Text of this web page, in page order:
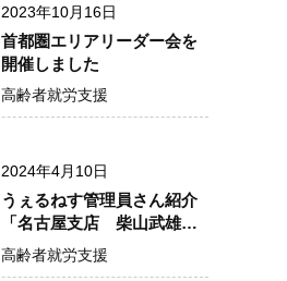
2023年10月16日
首都圏エリアリーダー会を
開催しました
高齢者就労支援
2024年4月10日
うぇるねす管理員さん紹介
「名古屋支店 柴山武雄さ
ん」
高齢者就労支援